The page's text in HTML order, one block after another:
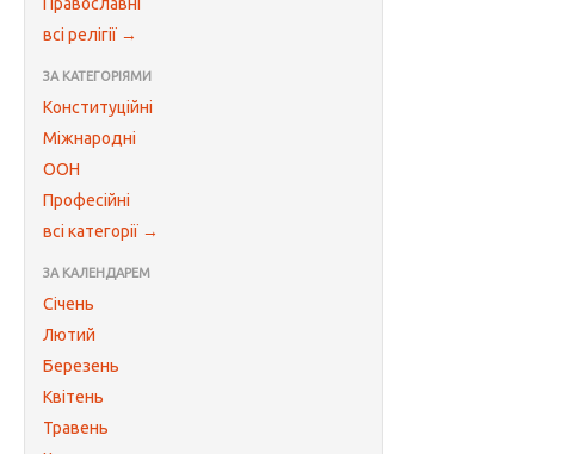
всі релігії →
ЗА КАТЕГОРІЯМИ
Конституційні
Міжнародні
ООН
Професійні
всі категорії →
ЗА КАЛЕНДАРЕМ
Січень
Лютий
Березень
Квітень
Травень